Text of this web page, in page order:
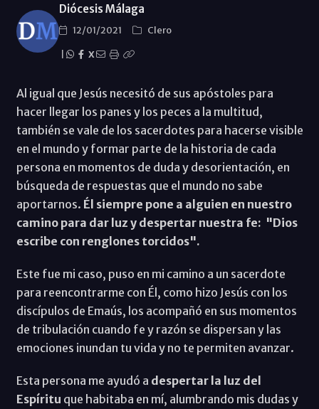
Diócesis Málaga
12/01/2021
Clero
X
Al igual que Jesús necesitó de sus apóstoles para
hacer llegar los panes y los peces a la multitud,
también se vale de los sacerdotes para hacerse visible
en el mundo y formar parte de la historia de cada
persona en momentos de duda y desorientación, en
búsqueda de respuestas que el mundo no sabe
aportarnos. Él siempre pone a alguien en nuestro
camino para dar luz y despertar nuestra fe: "Dios
escribe con renglones torcidos".
Este fue mi caso, puso en mi camino a un sacerdote
para reencontrarme con Él, como hizo Jesús con los
discípulos de Emaús, los acompañó en sus momentos
de tribulación cuando fe y razón se dispersan y las
emociones inundan tu vida y no te permiten avanzar.
Esta persona me ayudó a despertar la luz del
Espíritu que habitaba en mí, alumbrando mis dudas y